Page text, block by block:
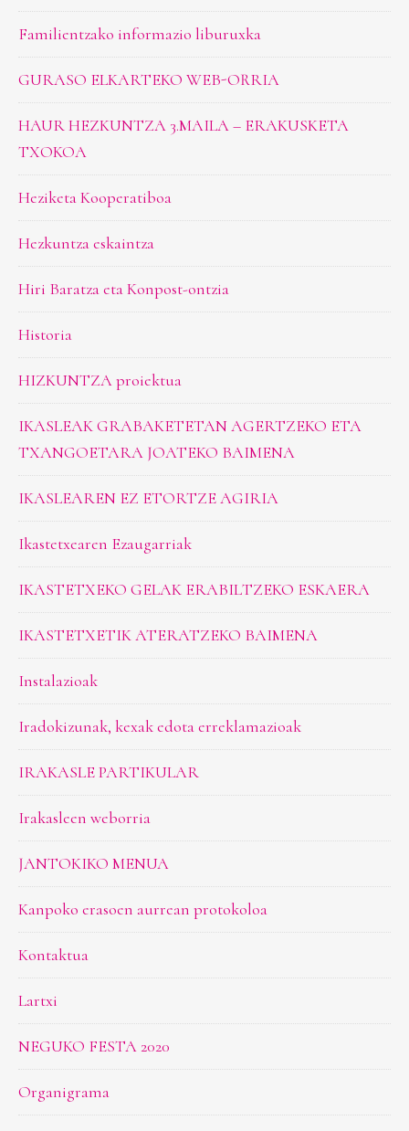
Familientzako informazio liburuxka
GURASO ELKARTEKO WEB-ORRIA
HAUR HEZKUNTZA 3.MAILA – ERAKUSKETA
TXOKOA
Heziketa Kooperatiboa
Hezkuntza eskaintza
Hiri Baratza eta Konpost-ontzia
Historia
HIZKUNTZA proiektua
IKASLEAK GRABAKETETAN AGERTZEKO ETA
TXANGOETARA JOATEKO BAIMENA
IKASLEAREN EZ ETORTZE AGIRIA
Ikastetxearen Ezaugarriak
IKASTETXEKO GELAK ERABILTZEKO ESKAERA
IKASTETXETIK ATERATZEKO BAIMENA
Instalazioak
Iradokizunak, kexak edota erreklamazioak
IRAKASLE PARTIKULAR
Irakasleen weborria
JANTOKIKO MENUA
Kanpoko erasoen aurrean protokoloa
Kontaktua
Lartxi
NEGUKO FESTA 2020
Organigrama